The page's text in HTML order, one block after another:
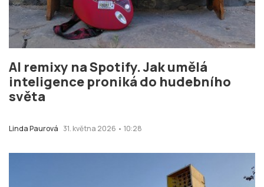
AI remixy na Spotify. Jak umělá
inteligence proniká do hudebního
světa
Linda Paurová 31. května 2026 • 10:28